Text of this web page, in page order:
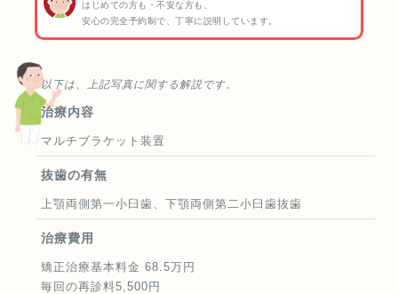
はじめての方も・不安な方も、
安心の完全予約制で、丁寧に説明しています。
以下は、上記写真に関する解説です。
治療内容
マルチブラケット装置
抜歯の有無
上顎両側第一小臼歯、下顎両側第二小臼歯抜歯
治療費用
矯正治療基本料金 68.5万円
毎回の再診料5,500円